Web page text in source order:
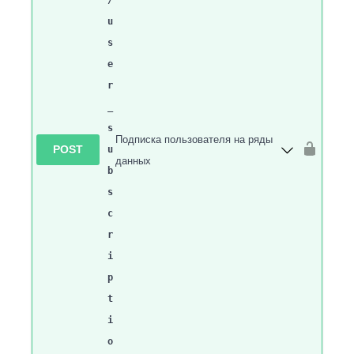
POST
u
s
e
r
s
u
b
s
c
r
i
p
t
i
o
Подписка пользователя на ряды
данных